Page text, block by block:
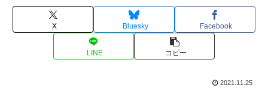
X Bluesky Facebook
LINE コピー
2021.11.25